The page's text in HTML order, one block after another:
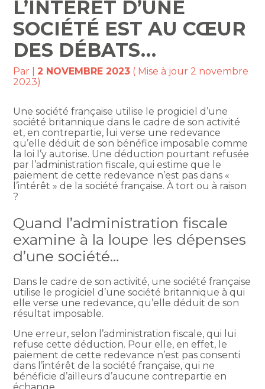
L’INTÉRÊT D’UNE
SOCIÉTÉ EST AU CŒUR
DES DÉBATS…
Par |2 NOVEMBRE 2023 ( Mise à jour 2 novembre
2023)
Une société française utilise le progiciel d’une
société britannique dans le cadre de son activité
et, en contrepartie, lui verse une redevance
qu’elle déduit de son bénéfice imposable comme
la loi l’y autorise. Une déduction pourtant refusée
par l’administration fiscale, qui estime que le
paiement de cette redevance n’est pas dans «
l’intérêt » de la société française. À tort ou à raison
?
Quand l’administration fiscale
examine à la loupe les dépenses
d’une société…
Dans le cadre de son activité, une société française
utilise le progiciel d’une société britannique à qui
elle verse une redevance, qu’elle déduit de son
résultat imposable.
Une erreur, selon l’administration fiscale, qui lui
refuse cette déduction. Pour elle, en effet, le
paiement de cette redevance n’est pas consenti
dans l’intérêt de la société française, qui ne
bénéficie d’ailleurs d’aucune contrepartie en
échange…